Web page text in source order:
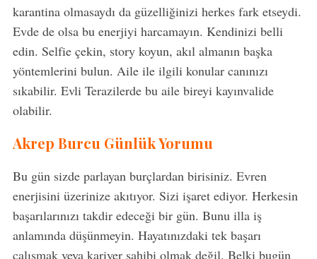
karantina olmasaydı da güzelliğinizi herkes fark etseydi.
Evde de olsa bu enerjiyi harcamayın. Kendinizi belli
edin. Selfie çekin, story koyun, akıl almanın başka
yöntemlerini bulun. Aile ile ilgili konular canınızı
sıkabilir. Evli Terazilerde bu aile bireyi kayınvalide
olabilir.
Akrep Burcu Günlük Yorumu
Bu gün sizde parlayan burçlardan birisiniz. Evren
enerjisini üzerinize akıtıyor. Sizi işaret ediyor. Herkesin
başarılarınızı takdir edeceği bir gün. Bunu illa iş
anlamında düşünmeyin. Hayatınızdaki tek başarı
çalışmak veya kariyer sahibi olmak değil. Belki bugün